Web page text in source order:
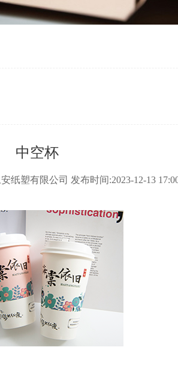
中空杯
纸塑有限公司 发布时间:2023-12-13